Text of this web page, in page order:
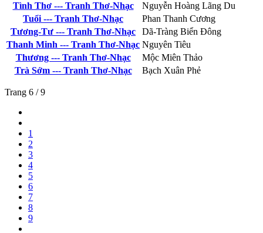
Tình Thơ --- Tranh Thơ-Nhạc
Nguyễn Hoàng Lãng Du
Tuổi --- Tranh Thơ-Nhạc
Phan Thanh Cương
Tương-Tư --- Tranh Thơ-Nhạc
Dã-Tràng Biển Đông
Thanh Minh --- Tranh Thơ-Nhạc Nguyên Tiêu
Thương --- Tranh Thơ-Nhạc
Mộc Miên Thảo
Trà Sớm --- Tranh Thơ-Nhạc
Bạch Xuân Phẻ
Trang 6 / 9
1
2
3
4
5
6
7
8
9